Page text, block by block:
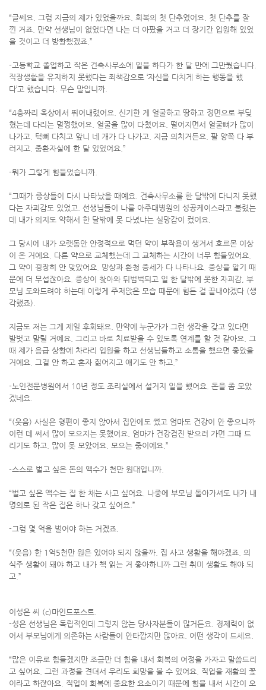
“글쎄요. 그럼 지금의 제가 있었을까요. 회복의 첫 단추였어요. 첫 단추를 잘
낀 거죠. 만약 선생님이 없었다면 나는 더 아팠을 거고 더 장기간 입원해 있었
을 것이고 더 방황했겠죠.”
-고등학교 졸업하고 작은 건축사무소에 일을 하다가 한 달 만에 그만뒀습니다.
직장생활을 유지하지 못했다는 죄책감으로 ‘자신을 다치게 하는 행동을 했
다’고 했습니다. 무슨 말입니까.
“4층짜리 옥상에서 뛰어내렸어요. 신기한 게 얼굴하고 땅하고 정면으로 부딪
혔는데 다리는 멀쩡했어요. 얼굴을 많이 다쳤어요. 떨어지면서 얼굴뼈가 많이
나가고. 턱뼈 다치고 앞니 네 개가 다 나가고. 지금 의치거든요. 팔 양쪽 다 부
러지고. 중환자실에 한 달 있었어요.”
-뭐가 그렇게 힘들었습니까.
“그때가 증상들이 다시 나타났을 때예요. 건축사무소를 한 달밖에 다니지 못했
다는 자괴감도 있었고. 선생님들이 나를 아주대병원의 성공케이스라고 불렸는
데 내가 의지도 약해서 한 달밖에 못 다녔냐는 실망감이 컸어요.
그 당시에 내가 오랫동안 안정적으로 먹던 약이 부작용이 생겨서 호르몬 이상
이 온 거예요. 다른 약으로 교체했는데 그 교체하는 시간이 너무 힘들었어요.
그 약이 굉장히 안 맞았어요. 망상과 환청 증세가 다 나타나요. 증상을 알기 때
문에 더 무섭잖아요. 증상이 찾아와 뒤범벅되고 일 한 달밖에 못한 자괴감, 부
모님 도와드려야 하는데 이렇게 주저앉은 모습 때문에 힘든 걸 끝내야겠다 (생
각했죠).
지금도 저는 그게 제일 후회돼요. 만약에 누군가가 그런 생각을 갖고 있다면
발벗고 말릴 거예요. 그리고 바로 치료받을 수 있도록 연계를 할 것 같아요. 그
때 제가 응급 상황에 차라리 입원을 하고 선생님들하고 소통을 했으면 좋았을
거예요. 그걸 안 하고 혼자 짊어지고 얘기도 안 하고.”
-노인전문병원에서 10년 정도 조리실에서 설거지 일을 했어요. 돈을 좀 모았
겠네요.
“(웃음) 사실은 형편이 좋지 않아서 집안에도 썼고 엄마도 건강이 안 좋으니까
이런 데 써서 많이 모으지는 못했어요. 엄마가 건강검진 받으러 가면 그때 드
리기도 하고. 많이 못 모았어요. 모으는 중이에요.”
-스스로 벌고 싶은 돈의 액수가 천만 원대입니까.
“벌고 싶은 액수는 집 한 채는 사고 싶어요. 나중에 부모님 돌아가셔도 내가 내
명의로 된 작은 집은 하나 갖고 싶어요.”
-그럼 몇 억을 벌어야 하는 거겠죠.
“(웃음) 한 1억5천만 원은 있어야 되지 않을까. 집 사고 생활을 해야겠죠. 의
식주 생활이 돼야 하고 내가 책 읽는 거 좋아하니까 그런 취미 생활도 해야 되
고.”
이성은 씨 (c)마인드포스트.
-성은 선생님은 독립적인데 그렇지 않는 당사자분들이 많거든요. 경제력이 없
어서 부모님에게 의존하는 사람들이 안타깝지만 많아요. 어떤 생각이 드세요.
“많은 이유로 힘들겠지만 조금만 더 힘을 내서 회복의 여정을 가자고 말씀드리
고 싶어요. 그런 과정을 견뎌서 우리도 희망을 볼 수 있어요. 직업을 재활의 꽃
이라고 하잖아요. 직업이 회복에 중요한 요소이기 때문에 힘을 내서 시간이 오